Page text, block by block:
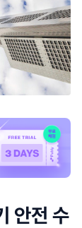
안전 수